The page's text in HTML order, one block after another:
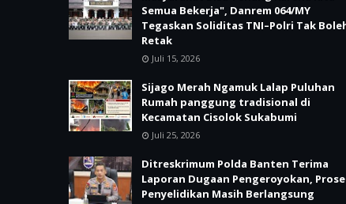
Semua Bekerja", Danrem 064/MY
Tegaskan Soliditas TNI–Polri Tak
Retak
Juli 15, 2026
Sijago Merah Ngamuk Lalap Puluhan
Rumah panggung tradisional di
Kecamatan Cisolok Sukabumi
Juli 25, 2026
Ditreskrimum Polda Banten Terima
Laporan Dugaan Pengeroyokan,
Penyelidikan Masih Berlangsung